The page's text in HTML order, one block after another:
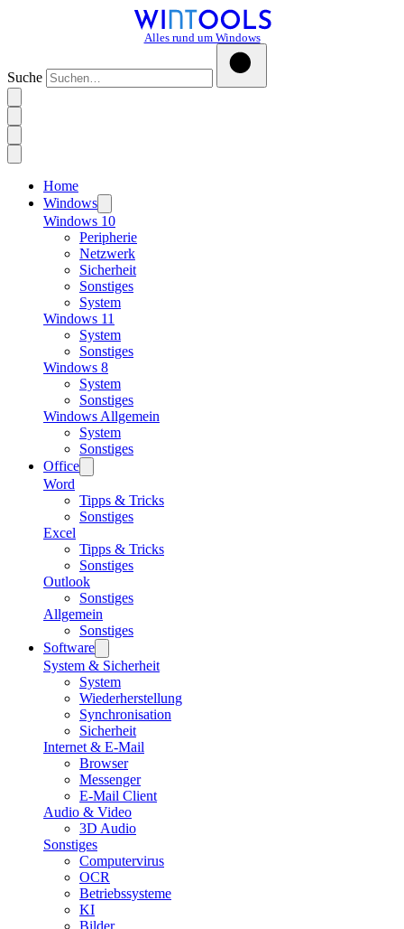
Alles rund um Windows
Suche
Home
Windows
Windows 10
Peripherie
Netzwerk
Sicherheit
Sonstiges
System
Windows 11
System
Sonstiges
Windows 8
System
Sonstiges
Windows Allgemein
System
Sonstiges
Office
Word
Tipps & Tricks
Sonstiges
Excel
Tipps & Tricks
Sonstiges
Outlook
Sonstiges
Allgemein
Sonstiges
Software
System & Sicherheit
System
Wiederherstellung
Synchronisation
Sicherheit
Internet & E-Mail
Browser
Messenger
E-Mail Client
Audio & Video
3D Audio
Sonstiges
Computervirus
OCR
Betriebssysteme
KI
Bilder